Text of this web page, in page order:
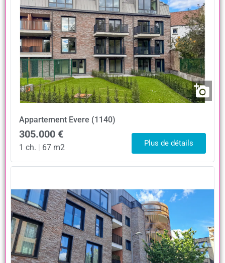
Appartement Evere (1140)
305.000 €
1 ch. | 67 m2 Plus de détails